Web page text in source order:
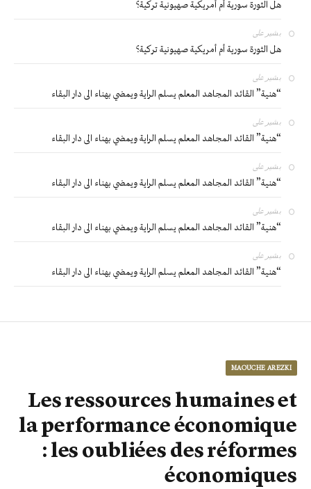
هل الثورة سورية أم أمريكية صهيونية تركية؟
بشير على
هل الثورة سورية أم أمريكية صهيونية تركية؟
بشير على
“هنية” القائد المجاهد المعلم يسلم الراية ويمضي بهناء الى دار البقاء
بشير على
“هنية” القائد المجاهد المعلم يسلم الراية ويمضي بهناء الى دار البقاء
بشير على
“هنية” القائد المجاهد المعلم يسلم الراية ويمضي بهناء الى دار البقاء
بشير على
“هنية” القائد المجاهد المعلم يسلم الراية ويمضي بهناء الى دار البقاء
بشير على
“هنية” القائد المجاهد المعلم يسلم الراية ويمضي بهناء الى دار البقاء
MAOUCHE AREZKI
Les ressources humaines et
la performance économique
: les oubliées des réformes
économiques